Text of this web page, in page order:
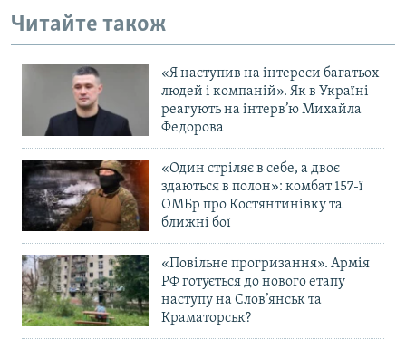
Читайте також
«Я наступив на інтереси багатьох
людей і компаній». Як в Україні
реагують на інтерв’ю Михайла
Федорова
«Один стріляє в себе, а двоє
здаються в полон»: комбат 157-ї
ОМБр про Костянтинівку та
ближні бої
«Повільне прогризання». Армія
РФ готується до нового етапу
наступу на Слов’янськ та
Краматорськ?